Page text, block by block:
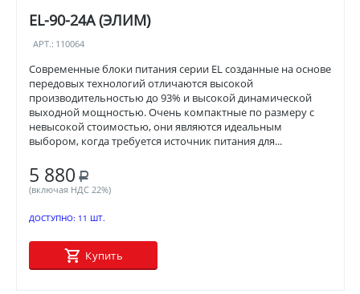
EL-90-24A (ЭЛИМ)
АРТ.: 110064
Современные блоки питания серии EL созданные на основе
передовых технологий отличаются высокой
производительностью до 93% и высокой динамической
выходной мощностью. Очень компактные по размеру с
невысокой стоимостью, они являются идеальным
выбором, когда требуется источник питания для...
5 880 Р
(включая НДС 22%)
ДОСТУПНО: 11 ШТ.
Купить